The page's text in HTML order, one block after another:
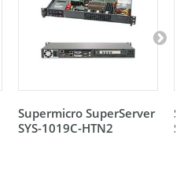
Supermicro SuperServer
SYS-1019C-HTN2